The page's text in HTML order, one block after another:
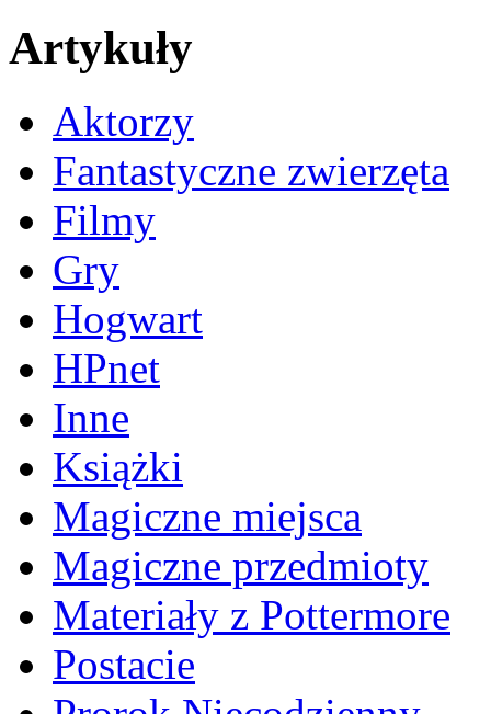
Artykuły
Aktorzy
Fantastyczne zwierzęta
Filmy
Gry
Hogwart
HPnet
Inne
Książki
Magiczne miejsca
Magiczne przedmioty
Materiały z Pottermore
Postacie